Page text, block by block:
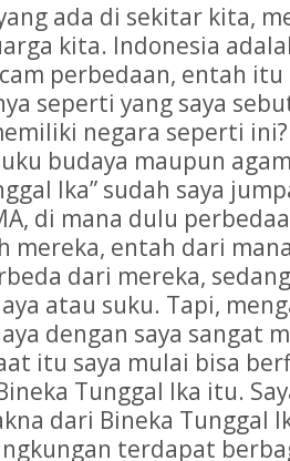
ada di sekitar kita,
kita. Indonesia
perbedaan, entah itu
seperti yang saya
negara seperti
budaya maupun
Ika” sudah saya
di mana dulu
mereka, entah dari
dari mereka,
atau suku. Tapi,
dengan saya sangat
itu saya mulai bisa
Tunggal Ika itu.
dari Bineka Tunggal
terdapat